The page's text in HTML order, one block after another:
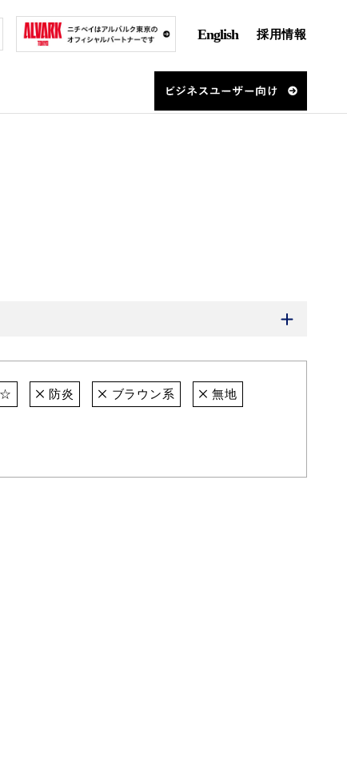
English 採用情報
防炎 ブラウン系 無地